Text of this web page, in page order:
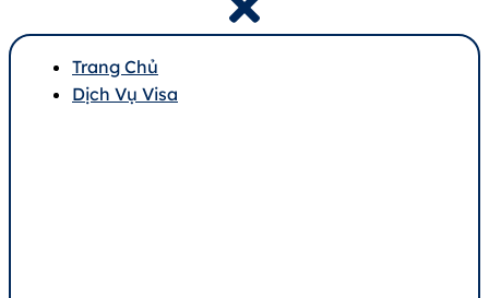
Trang Chủ
Dịch Vụ Visa